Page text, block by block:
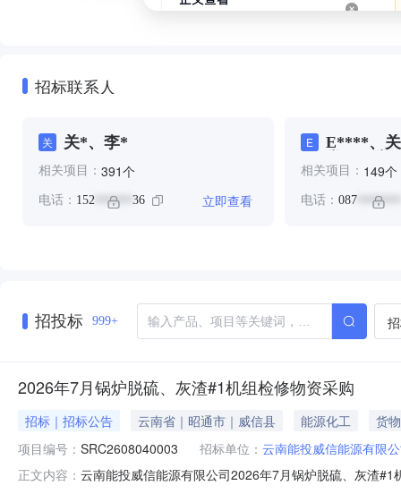
招标联系人
关 关*、李*
相关项目： 391个
电话： 152 ****** 36 立即查看
E
E****、
王*
相关项目： 149个
电话： 087 *******
招投标 999+
2026年7月锅炉脱硫、灰渣#1机组检修物资采购
招标｜招标公告 云南省｜昭通市｜威信县 能源化工
货物
项目编号： SRC2608040003 招标单位： 云南能投威信能源有限
正文内容： 云南能投威信能源有限公司2026年7月锅炉脱硫、灰渣